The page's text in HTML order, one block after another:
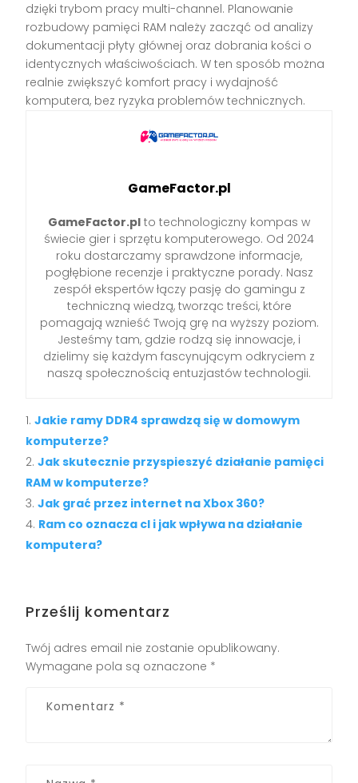
dzięki trybom pracy multi-channel. Planowanie
rozbudowy pamięci RAM należy zacząć od analizy
dokumentacji płyty głównej oraz dobrania kości o
identycznych właściwościach. W ten sposób można
realnie zwiększyć komfort pracy i wydajność
komputera, bez ryzyka problemów technicznych.
GameFactor.pl
GameFactor.pl to technologiczny kompas w
świecie gier i sprzętu komputerowego. Od 2024
roku dostarczamy sprawdzone informacje,
pogłębione recenzje i praktyczne porady. Nasz
zespół ekspertów łączy pasję do gamingu z
techniczną wiedzą, tworząc treści, które
pomagają wznieść Twoją grę na wyższy poziom.
Jesteśmy tam, gdzie rodzą się innowacje, i
dzielimy się każdym fascynującym odkryciem z
naszą społecznością entuzjastów technologii.
Jakie ramy DDR4 sprawdzą się w domowym
komputerze?
Jak skutecznie przyspieszyć działanie pamięci
RAM w komputerze?
Jak grać przez internet na Xbox 360?
Ram co oznacza cl i jak wpływa na działanie
komputera?
Prześlij komentarz
Twój adres email nie zostanie opublikowany.
Wymagane pola są oznaczone *